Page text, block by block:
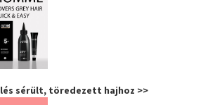
sérült, töredezett hajhoz >>